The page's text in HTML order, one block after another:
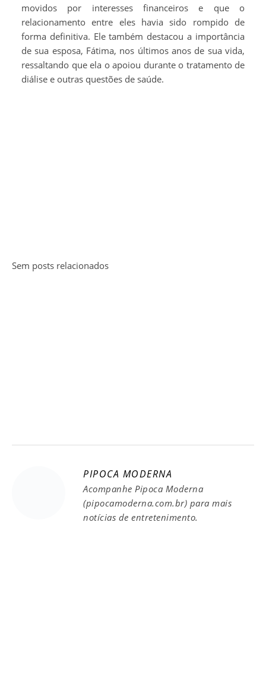
movidos por interesses financeiros e que o
relacionamento entre eles havia sido rompido de
forma definitiva. Ele também destacou a importância
de sua esposa, Fátima, nos últimos anos de sua vida,
ressaltando que ela o apoiou durante o tratamento de
diálise e outras questões de saúde.
Sem posts relacionados
PIPOCA MODERNA
Acompanhe Pipoca Moderna
(pipocamoderna.com.br) para mais
notícias de entretenimento.